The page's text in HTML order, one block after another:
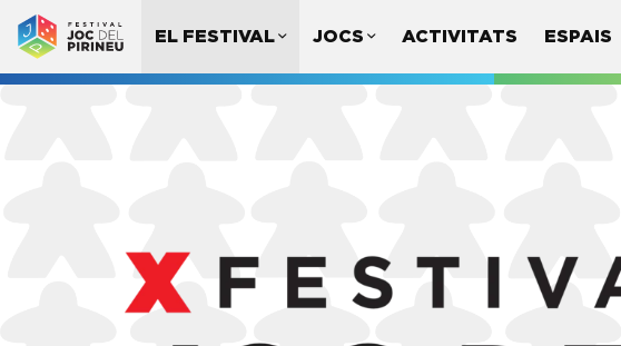
EL FESTIVAL JOCS ACTIVITATS ESPAIS